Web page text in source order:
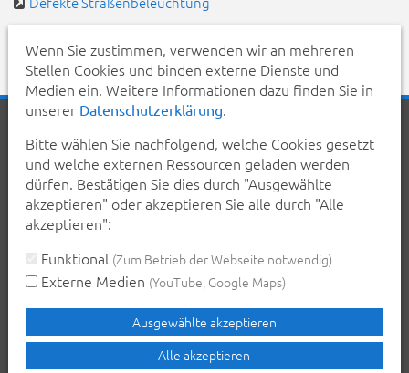
Inhalt
Erklärung zur Barrierefreiheit
Datenschutzerklärung
Impressum
Teilen Sie diese Seite mit Ihren Bekannten:
Seite drucken
Wenn Sie zustimmen, verwenden wir an mehreren
Stellen Cookies und binden externe Dienste und
Medien ein. Weitere Informationen dazu finden Sie in
unserer Datenschutzerklärung.
Bitte wählen Sie nachfolgend, welche Cookies gesetzt
und welche externen Ressourcen geladen werden
dürfen. Bestätigen Sie dies durch "Ausgewählte
akzeptieren" oder akzeptieren Sie alle durch "Alle
akzeptieren":
Funktional (Zum Betrieb der Webseite notwendig)
Externe Medien (YouTube, Google Maps)
Ausgewählte akzeptieren
Alle akzeptieren